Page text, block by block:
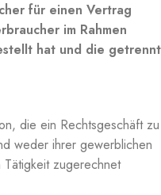
für einen Vertrag
im Rahmen
hat und die getrennt
die ein Rechtsgeschäft zu
weder ihrer gewerblichen
zugerechnet